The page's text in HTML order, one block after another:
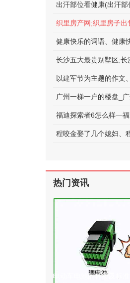
出汗部位看健康(出汗
织里房产网;织里房子出
健康快乐的词语、健康
长沙五大最贵别墅区;长
广州一梯一户的楼盘_
福迪探索者6怎么样—
程咬金娶了几个媳妇、
热门资讯
电动车电池的种类及标准